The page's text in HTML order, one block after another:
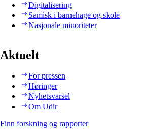
Digitalisering
Samisk i barnehage og skole
Nasjonale minoriteter
Aktuelt
For pressen
Høringer
Nyhetsvarsel
Om Udir
Finn forskning og rapporter